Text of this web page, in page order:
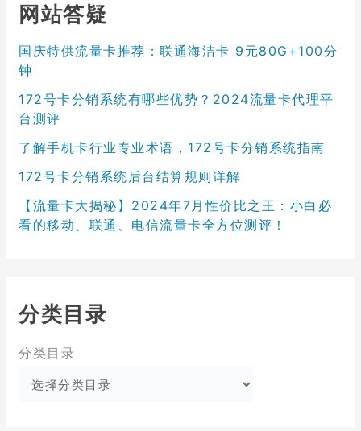
网站答疑
国庆特供流量卡推荐：联通海洁卡 9元80G+100分
钟
172号卡分销系统有哪些优势？2024流量卡代理平
台测评
了解手机卡行业专业术语，172号卡分销系统指南
172号卡分销系统后台结算规则详解
【流量卡大揭秘】2024年7月性价比之王：小白必
看的移动、联通、电信流量卡全方位测评！
分类目录
分类目录